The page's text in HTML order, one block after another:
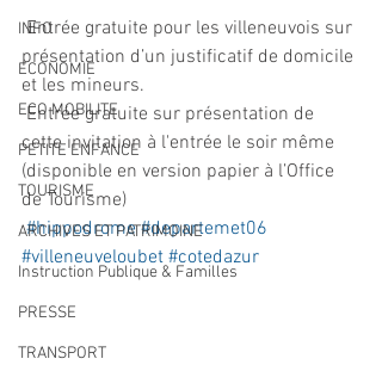
INFO
ECONOMIE
ECO MOBILITE
PETITE ENFANCE
TOURISME
ARCHIVES ET PATRIMOINE
Instruction Publique & Familles
PRESSE
TRANSPORT
Entrée gratuite pour les villeneuvois sur
présentation d’un justificatif de domicile
et les mineurs.
Entrée gratuite sur présentation de
cette invitation à l'entrée le soir même
(disponible en version papier à l’Office
de Tourisme)
#hippodrome #departemet06
#villeneuveloubet #cotedazur